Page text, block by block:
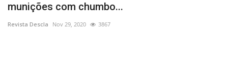
munições com chumbo...
Revista Descla Nov 29, 2020 3867